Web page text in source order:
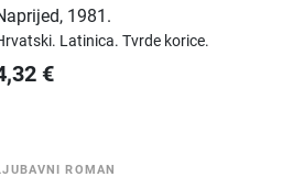
, 1981.
Latinica.Tvrde korice.
€
ROMAN